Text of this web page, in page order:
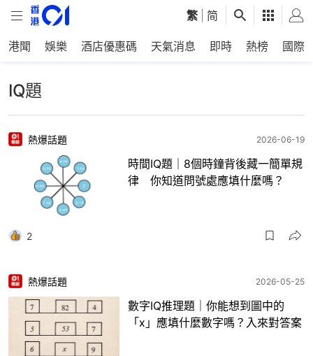
繁 简
港聞 娛樂 酒店優惠碼 天氣消息 即時 熱榜 國際
IQ題
熱爆話題 2026-06-19
時間IQ題｜8個時鐘背後藏一簡單規
律 你知道問號處應填什麼嗎？
2
熱爆話題 2026-05-25
數字IQ推理題｜你能想到圖中的
「x」應填什麼數字嗎？入來對答案